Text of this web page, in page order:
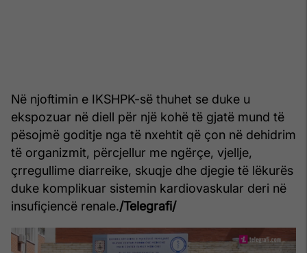
Në njoftimin e IKSHPK-së thuhet se duke u
ekspozuar në diell për një kohë të gjatë mund të
pësojmë goditje nga të nxehtit që çon në dehidrim
të organizmit, përcjellur me ngërçe, vjellje,
çrregullime diarreike, skuqje dhe djegie të lëkurës
duke komplikuar sistemin kardiovaskular deri në
insufiçiencë renale./Telegrafi/